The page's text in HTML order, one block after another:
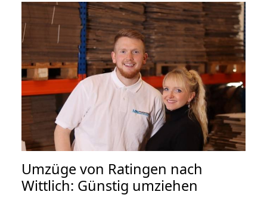
Umzüge von Ratingen nach
Wittlich: Günstig umziehen